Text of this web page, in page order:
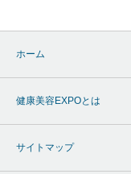
ホーム
健康美容EXPOとは
サイトマップ